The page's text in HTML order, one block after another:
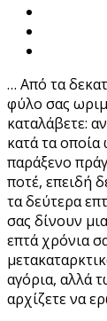
… Aπό τα
φύλο σας
καταλάβετε:
κατά τα
παράξενο
ποτέ, επειδή
τα δεύτερα
σας δίνουν
επτά χρόνια
αγόρια, αλλά
αρχίζετε να